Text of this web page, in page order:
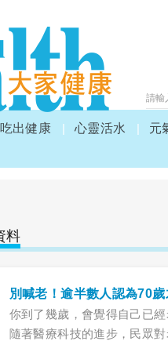
吃出健康 心靈活水 元
料
別喊老！逾半數人認為70歲
你到了幾歲，會覺得自己已
隨著醫療科技的進步，民眾